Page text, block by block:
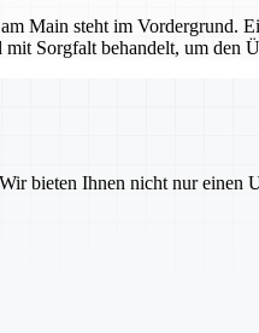
Main steht im Vordergrund.
Sorgfalt behandelt, um den
bieten Ihnen nicht nur